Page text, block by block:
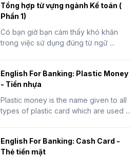
Tổng hợp từ vựng ngành Kế toán (
Phần 1)
Có bạn giờ bạn cảm thấy khó khăn
trong việc sử dụng đúng từ ngữ ...
English For Banking: Plastic Money
- Tiền nhựa
Plastic money is the name given to all
types of plastic card which are used ...
English For Banking: Cash Card -
Thẻ tiền mặt